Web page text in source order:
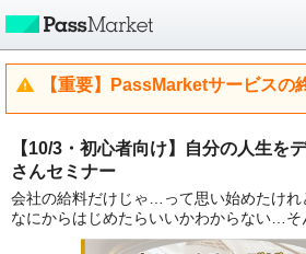
【重要】PassMarketサービスの
【10/3・初心者向け】自分の人生を
さんセミナー
会社の給料だけじゃ…って思い始めたけれ
なにからはじめたらいいかわからない…そ